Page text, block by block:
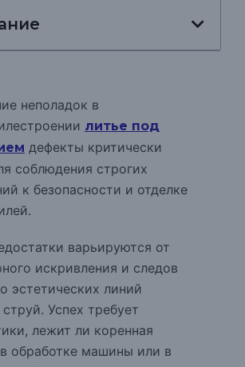
неполадок в
литье под
дефекты критически
соблюдения строгих
к безопасности и отделке
варьируются от
искривления и следов
эстетических линий
Успех требует
лежит ли коренная
обработке машины или в